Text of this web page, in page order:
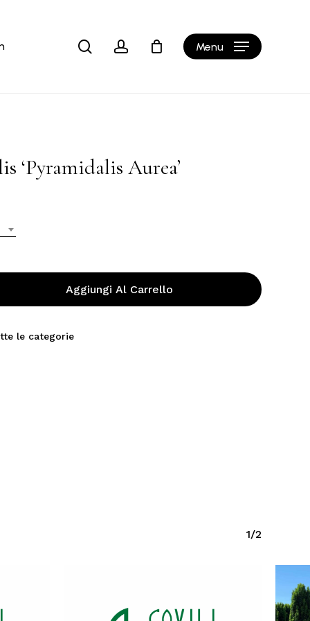
searchaccount Menu Cart
‘Pyramidalis Aurea’
Aggiungi Al Carrello
le categorie
1/2